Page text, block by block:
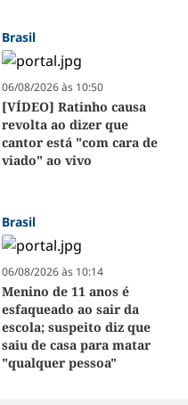
Brasil
06/08/2026 às 10:50
[VÍDEO] Ratinho causa
revolta ao dizer que
cantor está "com cara de
viado" ao vivo
Brasil
06/08/2026 às 10:14
Menino de 11 anos é
esfaqueado ao sair da
escola; suspeito diz que
saiu de casa para matar
"qualquer pessoa"